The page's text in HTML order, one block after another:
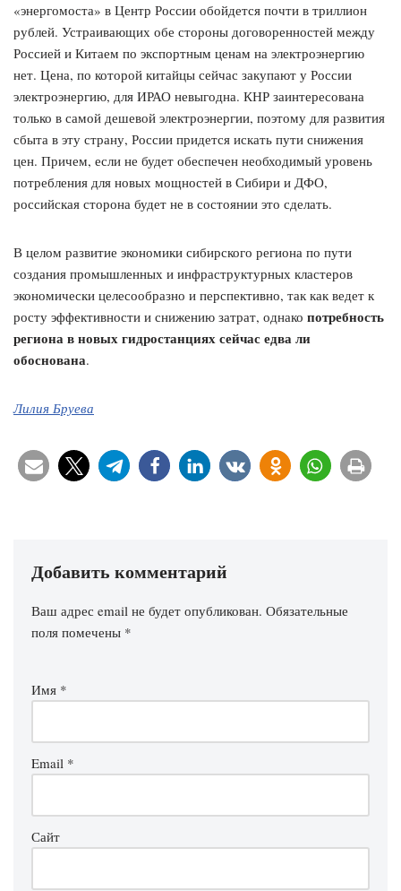
«энергомоста» в Центр России обойдется почти в триллион
рублей. Устраивающих обе стороны договоренностей между
Россией и Китаем по экспортным ценам на электроэнергию
нет. Цена, по которой китайцы сейчас закупают у России
электроэнергию, для ИРАО невыгодна. КНР заинтересована
только в самой дешевой электроэнергии, поэтому для развития
сбыта в эту страну, России придется искать пути снижения
цен. Причем, если не будет обеспечен необходимый уровень
потребления для новых мощностей в Сибири и ДФО,
российская сторона будет не в состоянии это сделать.
В целом развитие экономики сибирского региона по пути
создания промышленных и инфраструктурных кластеров
экономически целесообразно и перспективно, так как ведет к
росту эффективности и снижению затрат, однако потребность
региона в новых гидростанциях сейчас едва ли
обоснована.
Лилия Бруева
Добавить комментарий
Ваш адрес email не будет опубликован. Обязательные
поля помечены *
Имя *
Email *
Сайт